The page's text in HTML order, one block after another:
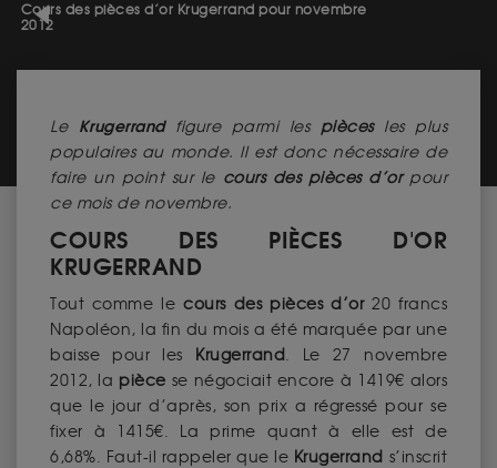
Cours des pièces d’or Krugerrand pour novembre
2012
Le Krugerrandfigure parmi les piècesles plus
populaires au monde. Il est donc nécessaire de
faire un point sur le cours des pièces d’or pour
ce mois de novembre.
COURS DES PIÈCES D'OR
KRUGERRAND
Tout comme lecours des pièces d’or20 francs
Napoléon, la fin du mois a été marquée par une
baisse pour les
Krugerrand. Le 27 novembre
2012, la pièce se négociait encore à 1419€ alors
que le jour d’après, son prix a régressé pour se
fixer à 1415€. La prime quant à elle est de
6,68%. Faut-il rappeler que le Krugerrand s’inscrit